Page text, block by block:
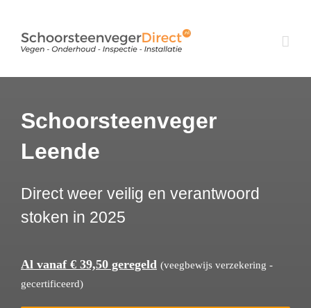
inhoud
Schoorsteenveger
Leende
Direct weer veilig en verantwoord
stoken in 2025
Al vanaf € 39,50 geregeld (veegbewijs verzekering -
gecertificeerd)